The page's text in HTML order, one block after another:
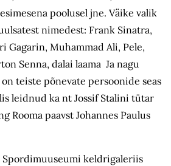
poolusel jne. Väike valik
nimedest: Frank Sinatra,
Gagarin, Muhammad Ali, Pele,
Senna, dalai laama Ja nagu
teiste põnevate persoonide seas
leidnud ka nt Jossif Stalini tütar
Rooma paavst Johannes Paulus
Spordimuuseumi keldrigaleriis